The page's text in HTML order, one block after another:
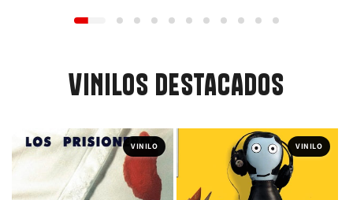
VINILOS DESTACADOS
VINILO VINILO